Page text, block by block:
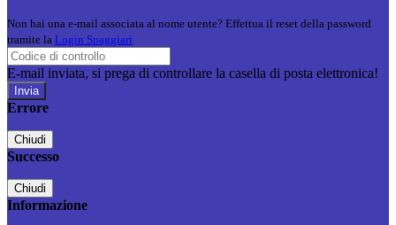
Non hai una e-mail associata al nome utente? Effettua il reset della password
tramite la Login Spaggiari
E-mail inviata, si prega di controllare la casella di posta elettronica!
Errore
Chiudi
Successo
Chiudi
Informazione